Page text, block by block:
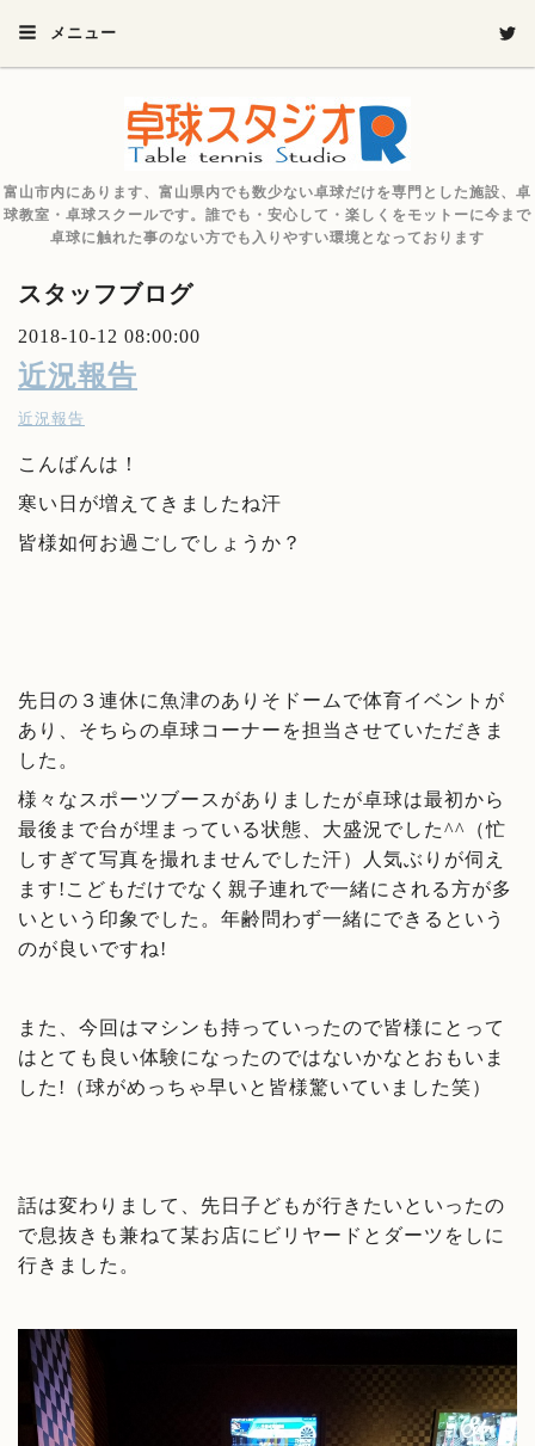
メニュー
富山市内にあります、富山県内でも数少ない卓球だけを専門とした施設、卓
球教室・卓球スクールです。誰でも・安心して・楽しくをモットーに今まで
卓球に触れた事のない方でも入りやすい環境となっております
スタッフブログ
2018-10-12 08:00:00
近況報告
近況報告
こんばんは！
寒い日が増えてきましたね汗
皆様如何お過ごしでしょうか？
先日の３連休に魚津のありそドームで体育イベントが
あり、そちらの卓球コーナーを担当させていただきま
した。
様々なスポーツブースがありましたが卓球は最初から
最後まで台が埋まっている状態、大盛況でした^^（忙
しすぎて写真を撮れませんでした汗）人気ぶりが伺え
ます!こどもだけでなく親子連れで一緒にされる方が多
いという印象でした。年齢問わず一緒にできるという
のが良いですね!
また、今回はマシンも持っていったので皆様にとって
はとても良い体験になったのではないかなとおもいま
した!（球がめっちゃ早いと皆様驚いていました笑）
話は変わりまして、先日子どもが行きたいといったの
で息抜きも兼ねて某お店にビリヤードとダーツをしに
行きました。